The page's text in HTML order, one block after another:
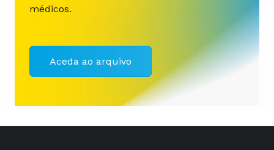
médicos.
Aceda ao arquivo